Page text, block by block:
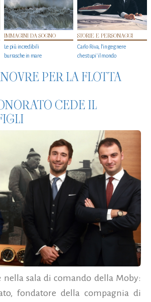
IMMAGINI DA SOGNO
Le più incredibili
burrasche in mare
STORIE E PERSONAGGI
Carlo Riva, l’ingegnere
che stupi' il mondo
PER LA FLOTTA
CEDE IL
nella sala di comando della Moby:
fondatore della compagnia di